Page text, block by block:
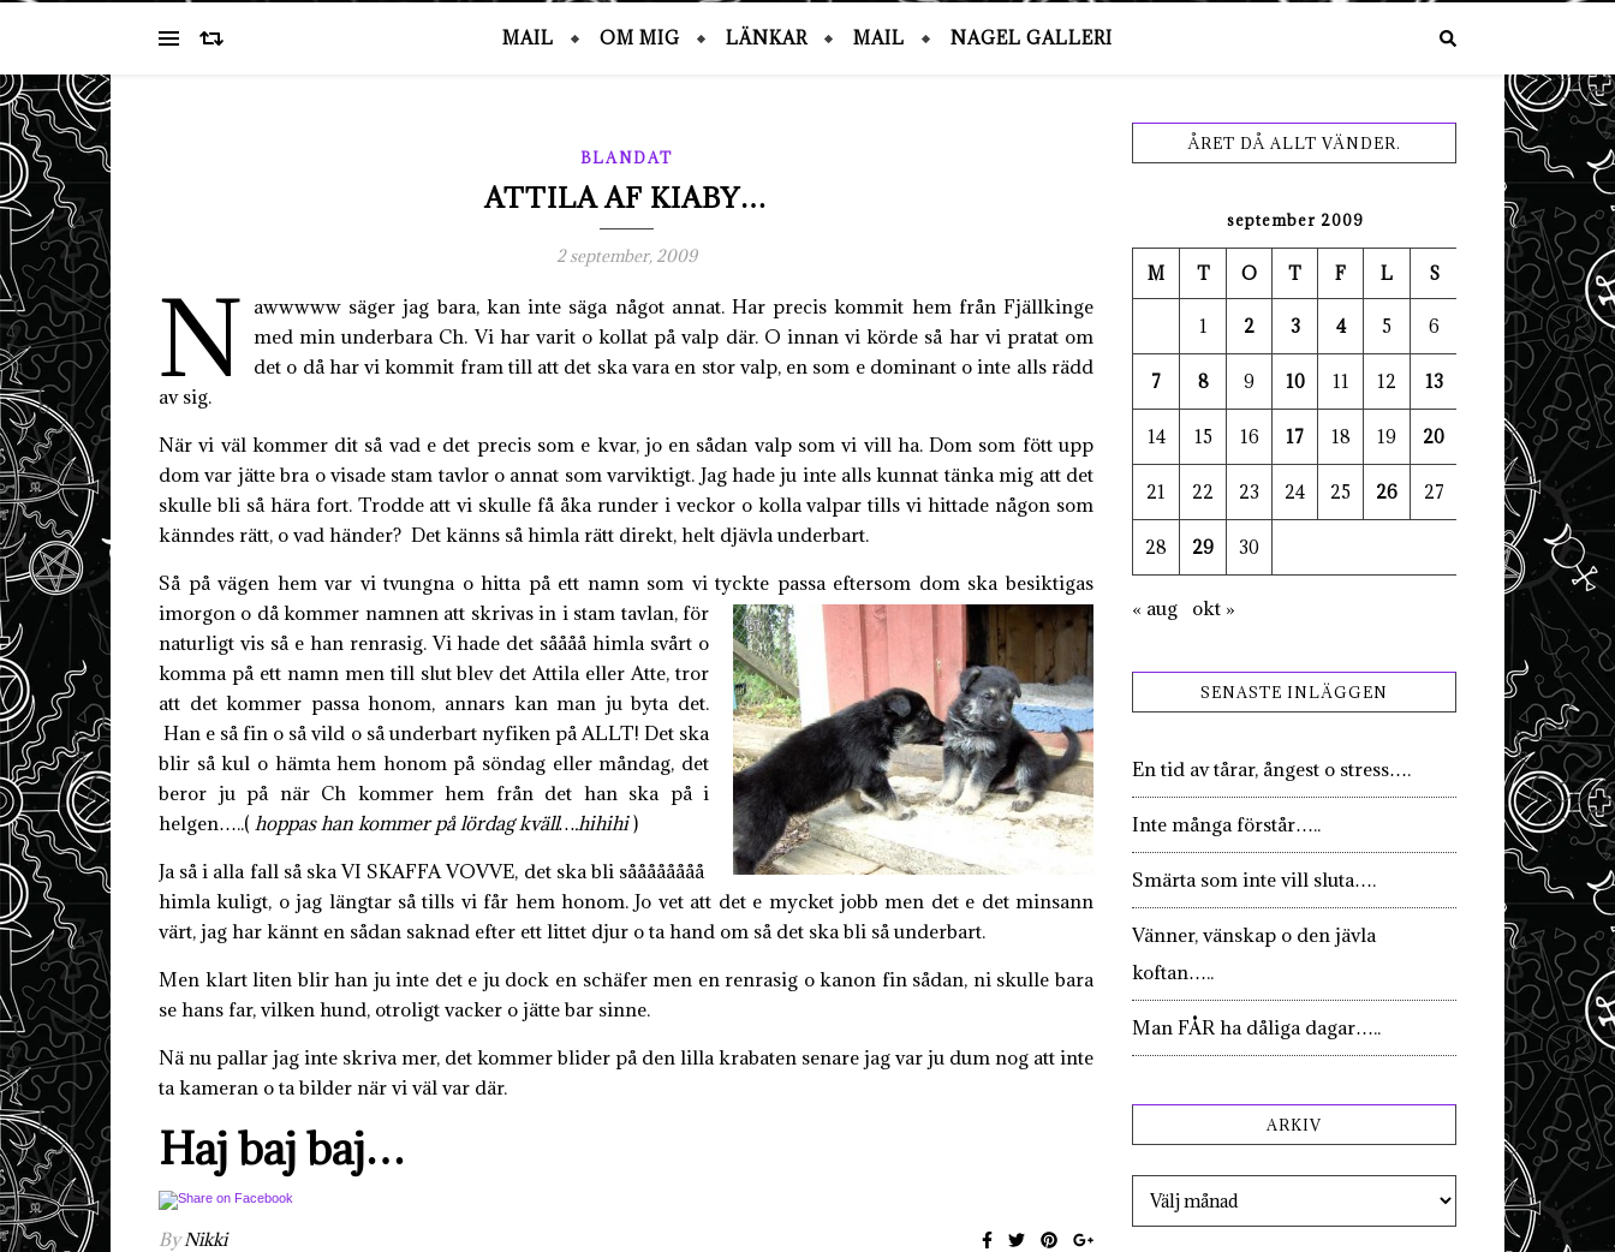
MAIL OM MIG LÄNKAR MAIL NAGEL GALLERI
BLANDAT
ATTILA AF KIABY…
2 september, 2009
N awwwww säger jag bara, kan inte säga något annat. Har precis kommit hem från Fjällkinge
med min underbara Ch. Vi har varit o kollat på valp där. O innan vi körde så har vi pratat om
det o då har vi kommit fram till att det ska vara en stor valp, en som e dominant o inte alls rädd
av sig.
När vi väl kommer dit så vad e det precis som e kvar, jo en sådan valp som vi vill ha. Dom som fött upp
dom var jätte bra o visade stam tavlor o annat som varviktigt. Jag hade ju inte alls kunnat tänka mig att det
skulle bli så hära fort. Trodde att vi skulle få åka runder i veckor o kolla valpar tills vi hittade någon som
känndes rätt, o vad händer? Det känns så himla rätt direkt, helt djävla underbart.
Så på vägen hem var vi tvungna o hitta på ett namn som vi tyckte passaeftersom dom ska besiktigas
imorgon o då kommer namnen att skrivas in i stam tavlan, för
naturligt vis så e han renrasig. Vi hade det såååå himla svårt o
komma på ett namn men till slut blev det Attila eller Atte, tror
att det kommer passa honom, annars kan man ju byta det.
Han e så fin o så vild o så underbart nyfiken på ALLT! Det ska
blir så kul o hämta hem honom på söndag eller måndag, det
beror ju på när Ch kommer hem från det han ska på i
helgen…..( hoppas han kommer på lördag kväll….hihihi)
Ja så i alla fall så ska VI SKAFFA VOVVE, det ska bli såååååååå
himla kuligt, o jag längtar så tills vi får hem honom. Jo vet att det e mycket jobb men det e det minsann
värt, jag har kännt en sådan saknad efter ett littet djur o ta hand om så det ska bli så underbart.
Men klart liten blir han ju inte det e ju dock en schäfer men en renrasig o kanon fin sådan, ni skulle bara
se hans far, vilken hund, otroligt vacker o jätte bar sinne.
Nä nu pallar jag inte skriva mer, det kommer blider på den lilla krabaten senare jag var ju dum nog att inte
ta kameran o ta bilder när vi väl var där.
Haj baj baj…
ByNikki
ÅRET DÅ ALLT VÄNDER.
september 2009
M T O T F L S
1 2 3 4 5 6
7 8 9 10 11 12 13
14 15 16 17 18 19 20
21 22 23 24 25 26 27
28 29 30
« aug okt »
SENASTE INLÄGGEN
En tid av tårar, ångest o stress….
Inte många förstår…..
Smärta som inte vill sluta….
Vänner, vänskap o den jävla
koftan…..
Man FÅR ha dåliga dagar…..
ARKIV
Arkiv